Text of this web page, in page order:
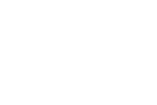
условий